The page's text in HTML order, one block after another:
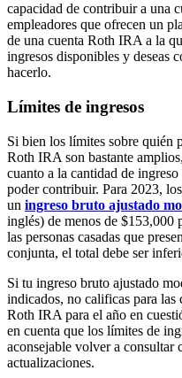
capacidad de contribuir a una
empleadores que ofrecen un
de una cuenta Roth IRA a la
ingresos disponibles y deseas
hacerlo.
Límites de ingresos
Si bien los límites sobre quién
Roth IRA son bastante
cuanto a la cantidad de
poder contribuir. Para 2023,
un ingreso bruto ajustado
inglés) de menos de $153,000
las personas casadas que
conjunta, el total debe ser
Si tu ingreso bruto ajustado
indicados, no calificas para las
Roth IRA para el año en
en cuenta que los límites de
aconsejable volver a consultar
actualizaciones.